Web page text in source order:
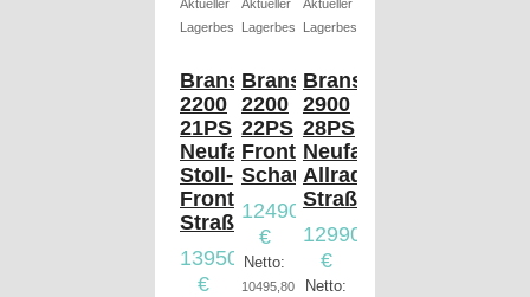
Aktueller
Lagerbestand
Branson
2200
21PS
Neufahrzeug,
Stoll-
Frontlader,
Straßenzulassung
13950,00
€
Aktueller
Lagerbestand
Branson
2200
22PS
Frontlader
Schaufel
12490,00
€
Netto:
10495,80
Aktueller
Lagerbestand
Branson
2900
28PS
Neufahrzeug,
Allrad,
Straßenzulassung
12990,00
€
Netto: